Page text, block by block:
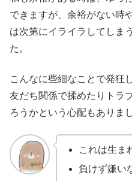
できますが、余裕がない時
は次第にイライラしてしま
た。
こんなに些細なことで発狂
友だち関係で揉めたりトラ
ろうかという心配もありまし
これは生ま
負けず嫌い